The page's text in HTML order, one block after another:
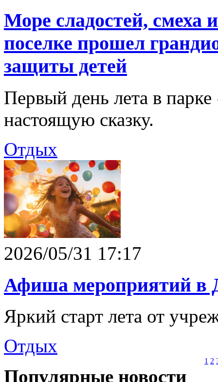
Море сладостей, смеха
поселке прошел
защиты детей
Первый день лета в парке
настоящую сказку.
Отдых
2026/05/31 17:17
Афиша мероприятий в
Яркий старт лета от
Отдых
1 2
Популярные новости